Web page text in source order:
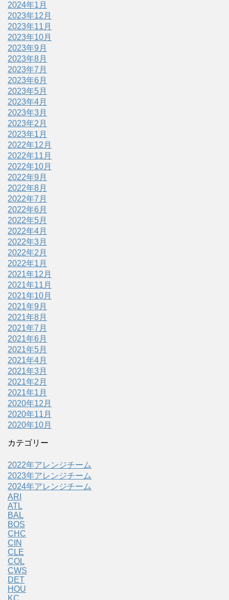
2024年1月
2023年12月
2023年11月
2023年10月
2023年9月
2023年8月
2023年7月
2023年6月
2023年5月
2023年4月
2023年3月
2023年2月
2023年1月
2022年12月
2022年11月
2022年10月
2022年9月
2022年8月
2022年7月
2022年6月
2022年5月
2022年4月
2022年3月
2022年2月
2022年1月
2021年12月
2021年11月
2021年10月
2021年9月
2021年8月
2021年7月
2021年6月
2021年5月
2021年4月
2021年3月
2021年2月
2021年1月
2020年12月
2020年11月
2020年10月
カテゴリー
2022年アレンジチーム
2023年アレンジチーム
2024年アレンジチーム
ARI
ATL
BAL
BOS
CHC
CIN
CLE
COL
CWS
DET
HOU
KC